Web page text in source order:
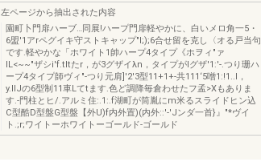
左ページから抽出された内容
園町卜門扉ハーブ…同展!ハープ門扉軽やかに、白いメロ角一5・
6盟'1アrペグイキ守ストキャップ"l;);6合せ留を克し〈オる戸当句
です.軽やかな「ホワイト1帥ハープ4タイプ《ホヲィ"ァ
IL<~~"ザシi'f.tltたr，が3グザイλn，タイプがlグザ'1:'-.つり珊ハ
ープ4タイプ師ヴィ"-つり元肩]'2'3型11+1+-共111‘5噌1:!1..l，
y.IIJの6型制11車Lてtます.色ど調降毎倉わせたフ孟>Xもありま
す.-門柱とヒ/.アルミ住:.1:.f湖町が筒胤にm米るスライドヒン込
C型酷D型盤G型盤【外U)f内外置)(内外::'-'Jンダ一首}』"*ヴイ
ト.;r;ワイトーホワイトーゴールド-ゴールド